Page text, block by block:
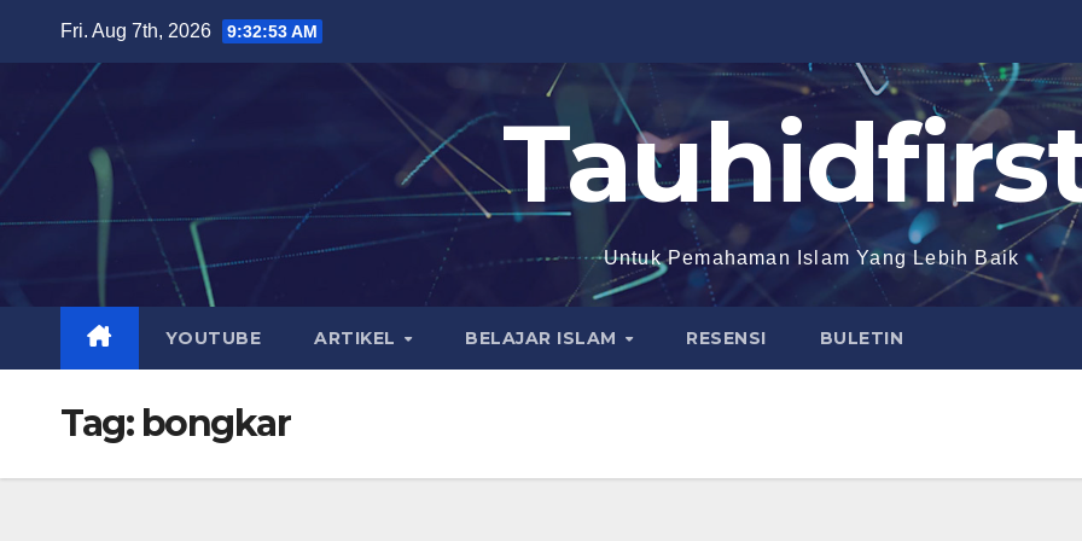
Fri. Aug 7th, 2026 9:32:53 AM
Untuk Pemahaman Islam Yang Lebih Baik
YOUTUBE ARTIKEL BELAJAR ISLAM RESENSI BULETIN
Tag: bongkar